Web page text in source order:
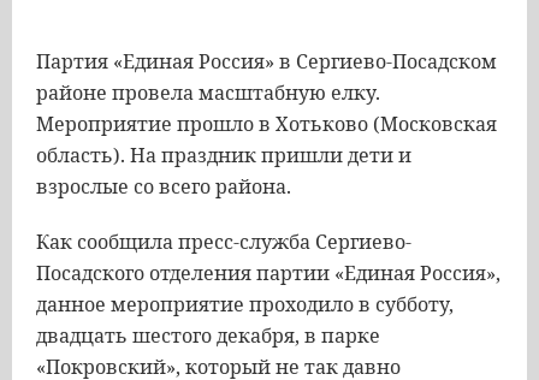
Партия «Единая Россия» в Сергиево-Посадском
районе провела масштабную елку.
Мероприятие прошло в Хотьково (Московская
область). На праздник пришли дети и
взрослые со всего района.
Как сообщила пресс-служба Сергиево-
Посадского отделения партии «Единая Россия»,
данное мероприятие проходило в субботу,
двадцать шестого декабря, в парке
«Покровский», который не так давно